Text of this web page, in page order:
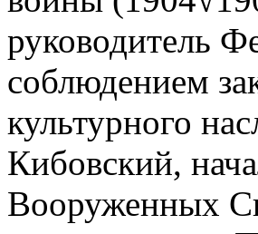
руководитель
соблюдением
культурного
Кибовский,
Вооруженных